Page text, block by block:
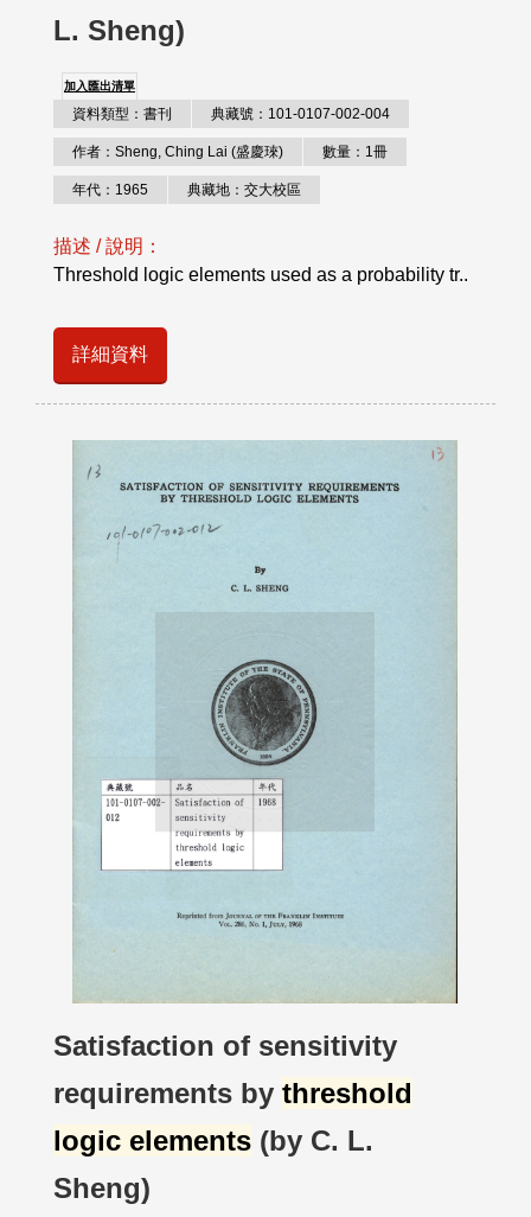
L. Sheng)
加入匯出清單
資料類型：書刊 典藏號：101-0107-002-004
作者：Sheng, Ching Lai (盛慶琜) 數量：1冊
年代：1965 典藏地：交大校區
描述 / 說明：
Threshold logic elements used as a probability tr..
詳細資料
Satisfaction of sensitivity
requirements by threshold
logic elements (by C. L.
Sheng)